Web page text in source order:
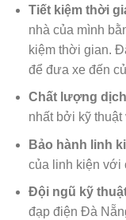
Tiết kiệm thời
nhà của mình
kiệm thời gian.
để đưa xe đến
Chất lượng
nhất bởi kỹ
Bảo hành linh
của linh kiện với
Đội ngũ kỹ
đạp điện Đà